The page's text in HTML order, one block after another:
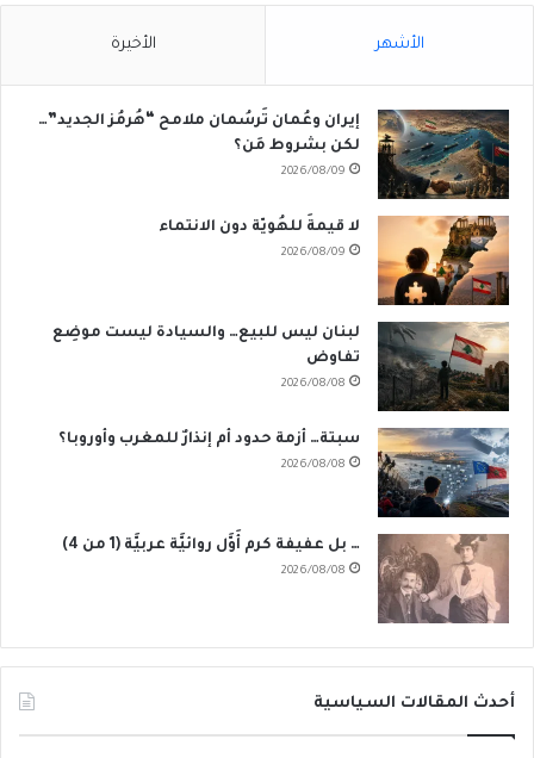
الأشهر الأخيرة
إيران وعُمان تَرسُمان ملامح “هُرمُز الجديد”…
لكن بشروط مَن؟
2026/08/09
لا قيمةَ للهُويّة دون الانتماء
2026/08/09
لبنان ليس للبيع… والسيادة ليست موضِع
تفاوض
2026/08/08
سبتة… أزمة حدود أم إنذارٌ للمغرب وأوروبا؟
2026/08/08
… بل عفيفة كرم أَوَّل روائيَّة عربيَّة (1 من 4)
2026/08/08
أحدث المقالات السياسية